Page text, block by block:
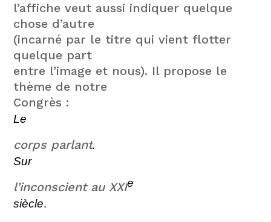
l’affiche veut aussi indiquer quelque
chose d’autre
(incarné par le titre qui vient flotter
quelque part
entre l’image et nous). Il propose le
thème de notre
Congrès :
Le
corps parlant.
Sur
l’inconscient au XXIe
siècle.